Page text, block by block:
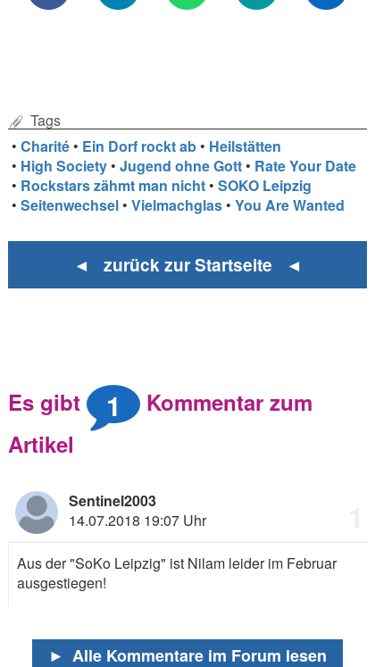
Tags
•Charité • Ein Dorf rockt ab • Heilstätten
• High Society •Jugend ohne Gott • Rate Your Date
• Rockstars zähmt man nicht •SOKO Leipzig
•Seitenwechsel •Vielmachglas •You Are Wanted
◄ zurück zur Startseite ◄
Es gibt 1
Kommentar zum
Artikel
Sentinel2003
14.07.2018 19:07 Uhr
Aus der "SoKo Leipzig" ist Nilam leider im Februar
ausgestiegen!
► Alle Kommentare im Forum lesen